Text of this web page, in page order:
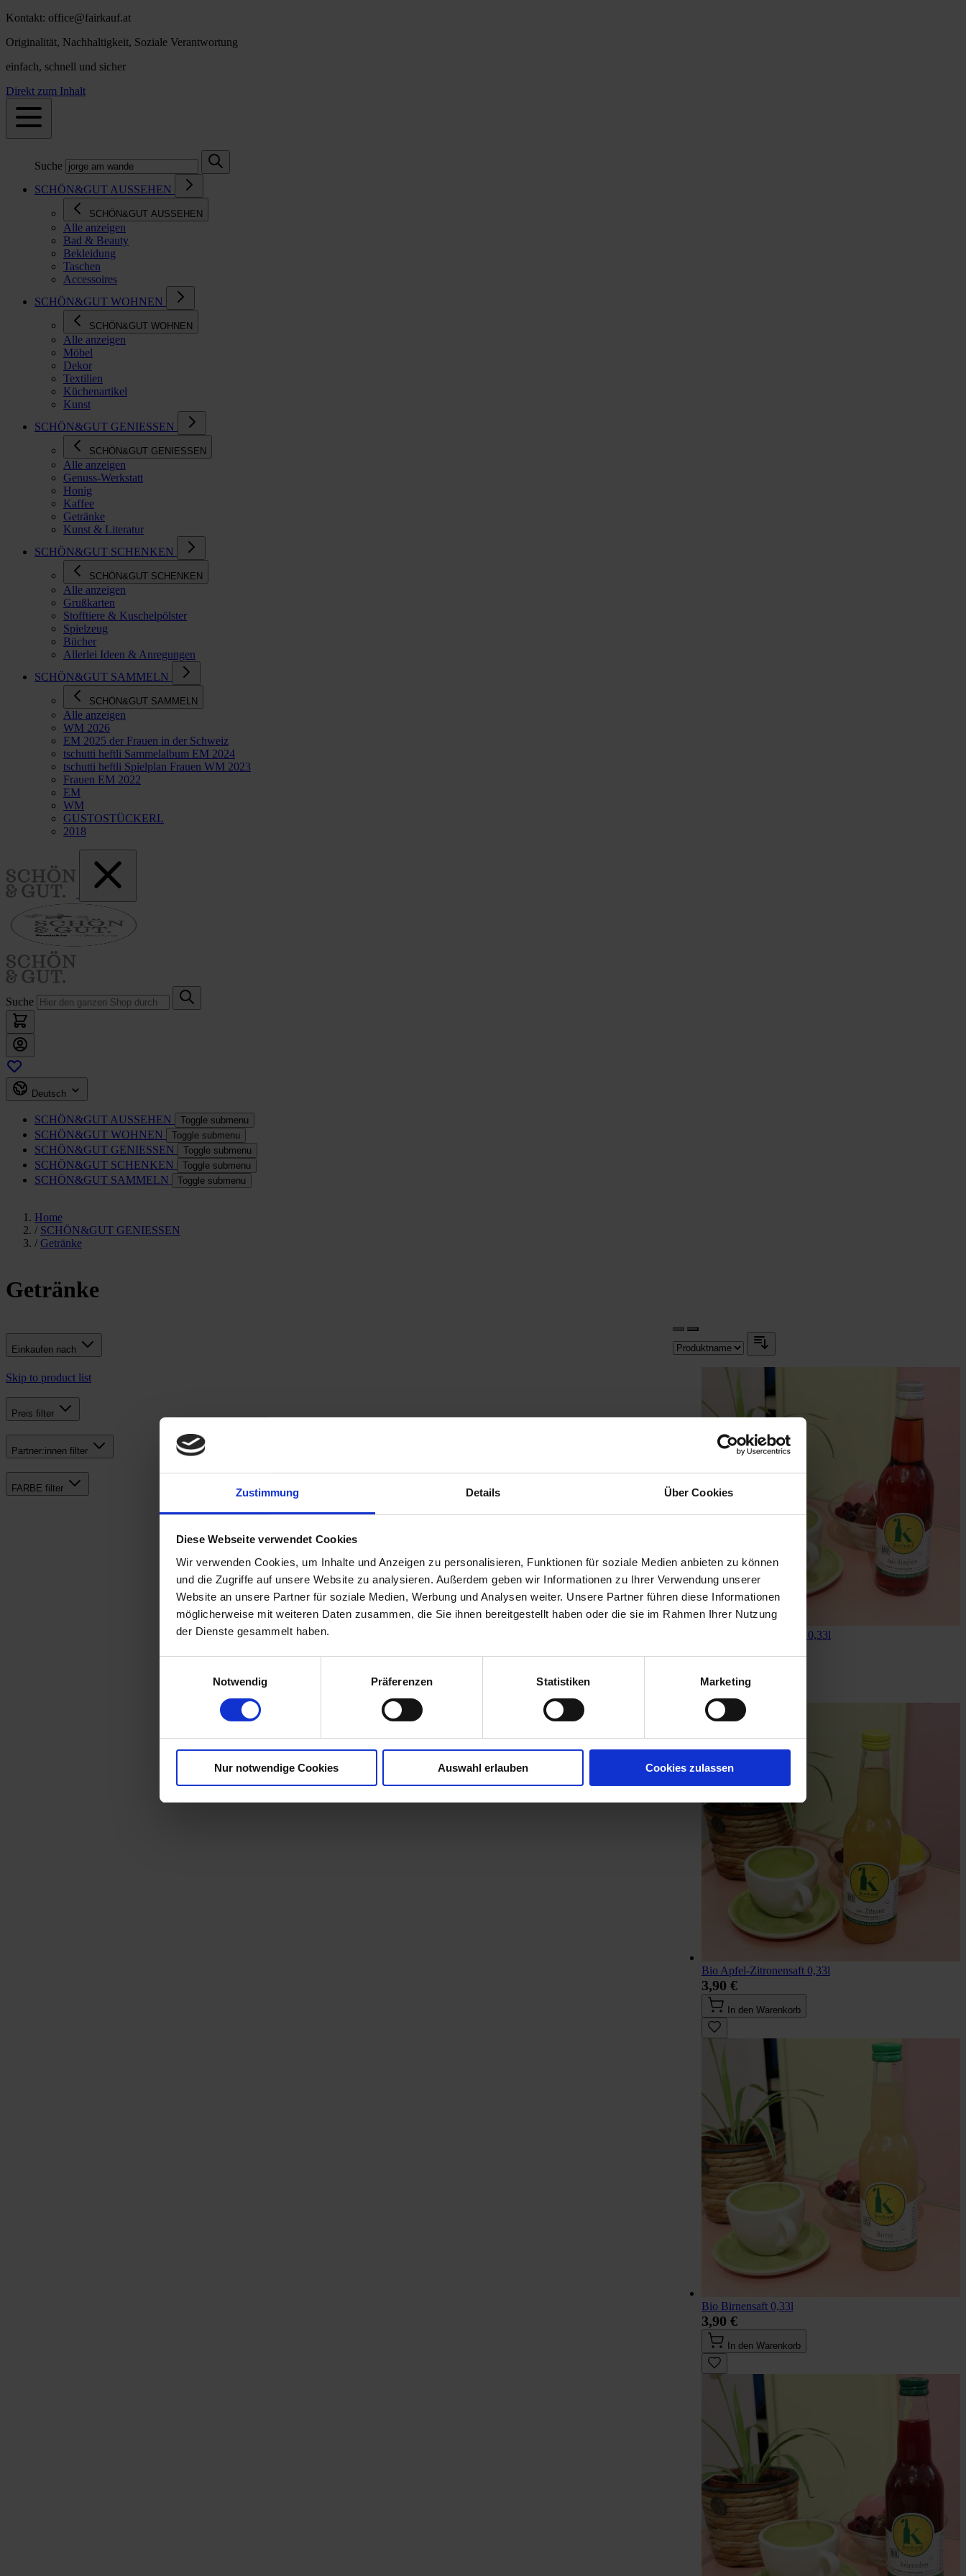
Zustimmung Details Über Cookies
Diese Webseite verwendet Cookies
Wir verwenden Cookies, um Inhalte und Anzeigen zu personalisieren, Funktionen für soziale Medien anbieten zu können
und die Zugriffe auf unsere Website zu analysieren. Außerdem geben wir Informationen zu Ihrer Verwendung unserer
Website an unsere Partner für soziale Medien, Werbung und Analysen weiter. Unsere Partner führen diese Informationen
möglicherweise mit weiteren Daten zusammen, die Sie ihnen bereitgestellt haben oder die sie im Rahmen Ihrer Nutzung
der Dienste gesammelt haben.
Notwendig
Präferenzen Statistiken Marketing
Nur notwendige Cookies Auswahl erlauben Cookies zulassen
Kontakt: office@fairkauf.at
Originalität, Nachhaltigkeit, Soziale Verantwortung
einfach, schnell und sicher
Direkt zum Inhalt
Suche
SCHÖN&GUT AUSSEHEN
SCHÖN&GUT AUSSEHEN
Alle anzeigen
Bad & Beauty
Bekleidung
Taschen
Accessoires
SCHÖN&GUT WOHNEN
SCHÖN&GUT WOHNEN
Alle anzeigen
Möbel
Dekor
Textilien
Küchenartikel
Kunst
SCHÖN&GUT GENIESSEN
SCHÖN&GUT GENIESSEN
Alle anzeigen
Genuss-Werkstatt
Honig
Kaffee
Getränke
Kunst & Literatur
SCHÖN&GUT SCHENKEN
SCHÖN&GUT SCHENKEN
Alle anzeigen
Grußkarten
Stofftiere & Kuschelpölster
Spielzeug
Bücher
Allerlei Ideen & Anregungen
SCHÖN&GUT SAMMELN
SCHÖN&GUT SAMMELN
Alle anzeigen
WM 2026
EM 2025 der Frauen in der Schweiz
tschutti heftli Sammelalbum EM 2024
tschutti heftli Spielplan Frauen WM 2023
Frauen EM 2022
EM
WM
GUSTOSTÜCKERL
2018
Suche
Deutsch
SCHÖN&GUT AUSSEHEN Toggle submenu
SCHÖN&GUT WOHNEN Toggle submenu
SCHÖN&GUT GENIESSEN Toggle submenu
SCHÖN&GUT SCHENKEN Toggle submenu
SCHÖN&GUT SAMMELN Toggle submenu
Home
/ SCHÖN&GUT GENIESSEN
/ Getränke
Getränke
Einkaufen nach
Skip to product list
Preis filter
Partner:innen filter
FARBE filter
Bio Apfel-Himbeersaft 0,33l
Bio Apfel-Zitronensaft 0,33l
3,90 €
In den Warenkorb
Bio Birnensaft 0,33l
3,90 €
In den Warenkorb